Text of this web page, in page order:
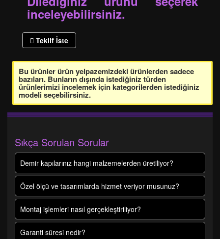
inceleyebilirsiniz.
Teklif İste
Bu ürünler ürün yelpazemizdeki ürünlerden sadece
bazıları. Bunların dışında istediğiniz türden
ürünlerimizi incelemek için kategorilerden istediğiniz
modeli seçebilirsiniz.
Sıkça Sorulan Sorular
Demir kapılarınız hangi malzemelerden üretiliyor?
Özel ölçü ve tasarımlarda hizmet veriyor musunuz?
Montaj işlemleri nasıl gerçekleştiriliyor?
Garanti süresi nedir?